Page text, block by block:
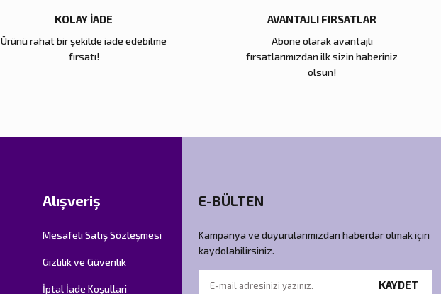
KOLAY İADE
Ürünü rahat bir şekilde iade edebilme
fırsatı!
AVANTAJLI FIRSATLAR
Abone olarak avantajlı
fırsatlarımızdan ilk sizin haberiniz
olsun!
Alışveriş
Mesafeli Satış Sözleşmesi
Gizlilik ve Güvenlik
İptal İade Koşullari
E-BÜLTEN
Kampanya ve duyurularımızdan haberdar olmak için
kaydolabilirsiniz.
KAYDET